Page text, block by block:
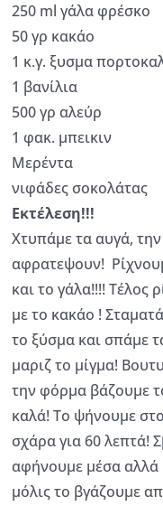
250 ml γάλα φρέσκο
50 γρ κακάο
1 κ.γ. ξυσμα
1 βανίλια
500 γρ αλεύρ
1 φακ. μπεικιν
Μερέντα
νιφάδες σοκολάτας
Εκτέλεση!!!
Χτυπάμε τα αυγά,
αφρατεψουν!
και το γάλα!!!! Τέλος
με το κακάο !
το ξύσμα και σπάμε
μαριζ το μίγμα!
την φόρμα βάζουμε
καλά! Το ψήνουμε
σχάρα για 60 λεπτά!
αφήνουμε μέσα αλλά
μόλις το βγάζουμε